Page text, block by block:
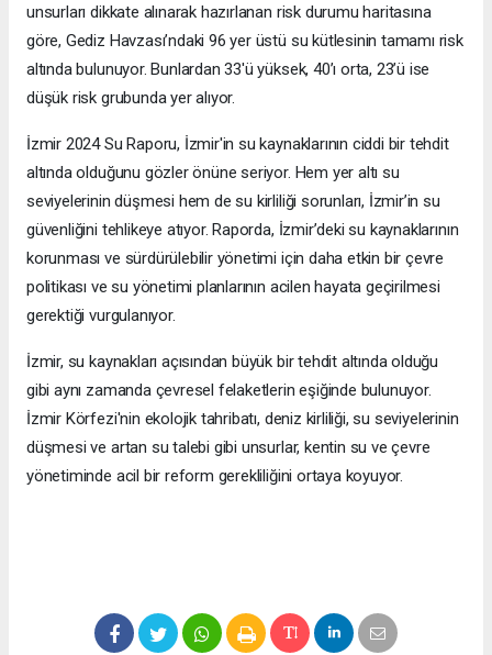
unsurları dikkate alınarak hazırlanan risk durumu haritasına
göre, Gediz Havzası’ndaki 96 yer üstü su kütlesinin tamamı risk
altında bulunuyor. Bunlardan 33'ü yüksek, 40’ı orta, 23’ü ise
düşük risk grubunda yer alıyor.
İzmir 2024 Su Raporu, İzmir'in su kaynaklarının ciddi bir tehdit
altında olduğunu gözler önüne seriyor. Hem yer altı su
seviyelerinin düşmesi hem de su kirliliği sorunları, İzmir’in su
güvenliğini tehlikeye atıyor. Raporda, İzmir’deki su kaynaklarının
korunması ve sürdürülebilir yönetimi için daha etkin bir çevre
politikası ve su yönetimi planlarının acilen hayata geçirilmesi
gerektiği vurgulanıyor.
İzmir, su kaynakları açısından büyük bir tehdit altında olduğu
gibi aynı zamanda çevresel felaketlerin eşiğinde bulunuyor.
İzmir Körfezi'nin ekolojik tahribatı, deniz kirliliği, su seviyelerinin
düşmesi ve artan su talebi gibi unsurlar, kentin su ve çevre
yönetiminde acil bir reform gerekliliğini ortaya koyuyor.